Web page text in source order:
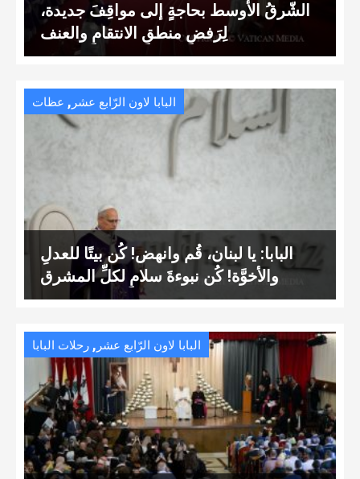
الشّرقُ الأوسط بحاجةٍ إلى مواقِفَ جديدة،
لِرَفضِ منطقِ الانتقامِ والعنف
البابا لاون الرّابع عشر , عظات
البابا: يا لبنان، قُم وانهض! كُن بيتًا للعدلِ
والأخوَّة! كُن نبوءةَ سلامٍ لكلِّ المشرق
البابا لاون الرّابع عشر , رحلات البابا